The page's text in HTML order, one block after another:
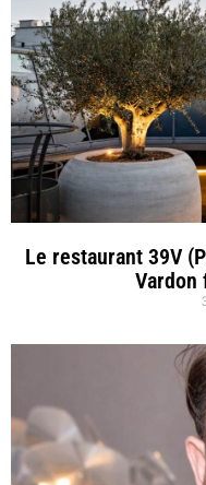
Le restaurant 39V
Vardon